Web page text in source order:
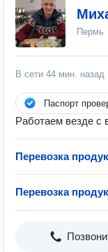
Пермь
В сети 44 мин. назад
Паспорт
Работаем везде с
Перевозка
Перевозка